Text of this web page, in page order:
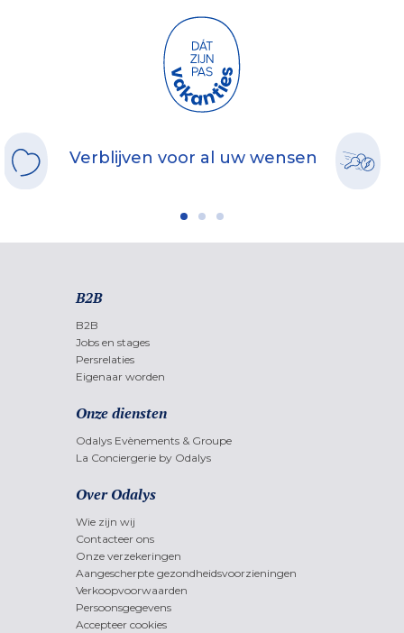
Verblijven voor al uw wensen
B2B
B2B
Jobs en stages
Persrelaties
Eigenaar worden
Onze diensten
Odalys Evènements & Groupe
La Conciergerie by Odalys
Over Odalys
Wie zijn wij
Contacteer ons
Onze verzekeringen
Aangescherpte gezondheidsvoorzieningen
Verkoopvoorwaarden
Persoonsgegevens
Accepteer cookies